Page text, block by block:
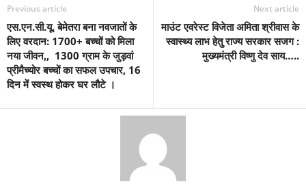
Previous article
एस.एन.सी.यू. बेमेतरा बना नवजातों के
लिए वरदान: 1700+ बच्चों को मिला
नया जीवन,, 1300 ग्राम के जुड़वां
प्रीमैच्योर बच्चों का सफल उपचार, 16
दिन में स्वस्थ होकर घर लौटे ।
Next article
माउंट एवरेस्ट विजेता अमिता श्रीवास के
स्वास्थ्य लाभ हेतु राज्य सरकार सजग :
मुख्यमंत्री विष्णु देव साय…..